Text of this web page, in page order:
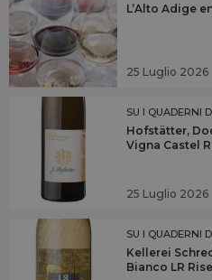
L’Alto Adige
25 Luglio 2026
SU I QUADERNI
Hofstätter,
Vigna Castel
25 Luglio 2026
SU I QUADERNI
Kellerei
Bianco LR